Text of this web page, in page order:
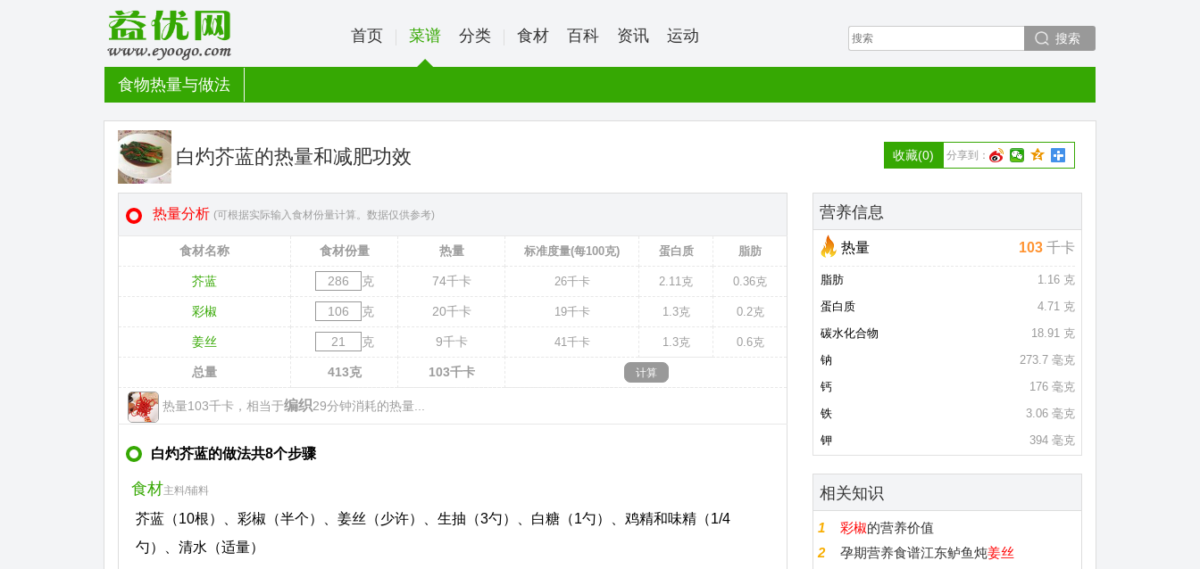
搜索
首页 菜谱 分类 食材 百科 资讯 运动
食物热量与做法
白灼芥蓝的热量和减肥功效 分享到：
收藏(0)
热量分析 (可根据实际输入食材份量计算。数据仅供参考)
食材名称 食材份量 热量 标准度量(每100克) 蛋白质 脂肪
芥蓝 克 74千卡 26千卡 2.11克 0.36克
彩椒 克 20千卡 19千卡 1.3克 0.2克
姜丝 克 9千卡 41千卡 1.3克 0.6克
总量 413克 103千卡
热量103千卡，相当于编织29分钟消耗的热量...
白灼芥蓝的做法共8个步骤
食材主料/辅料
芥蓝（10根）、彩椒（半个）、姜丝（少许）、生抽（3勺）、白糖（1勺）、鸡精和味精（1/4
勺）、清水（适量）
营养信息
热量 103千卡
脂肪
1.16 克
蛋白质
4.71 克
碳水化合物
18.91 克
钠
273.7 毫克
钙
176 毫克
铁
3.06 毫克
钾
394 毫克
相关知识
1 彩椒的营养价值
2
孕期营养食谱江东鲈鱼炖姜丝